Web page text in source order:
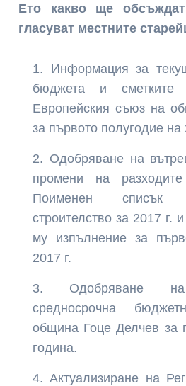
Ето какво ще
гласуват местните
Информация за
бюджета и
Европейския съюз на
за първото полугодие на
Одобряване на
промени на
Поименен списък
строителство за 2017 г.
му изпълнение за
2017 г.
Одобряване на
средносрочна
община Гоце Делчев за
година.
Актуализиране на